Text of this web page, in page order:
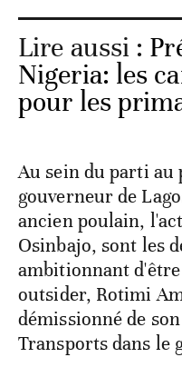
Lire aussi :
Nigeria: les
pour les
Au sein du parti au
gouverneur de
ancien poulain,
Osinbajo, sont les
ambitionnant
outsider, Rotimi
démissionné de
Transports dans le